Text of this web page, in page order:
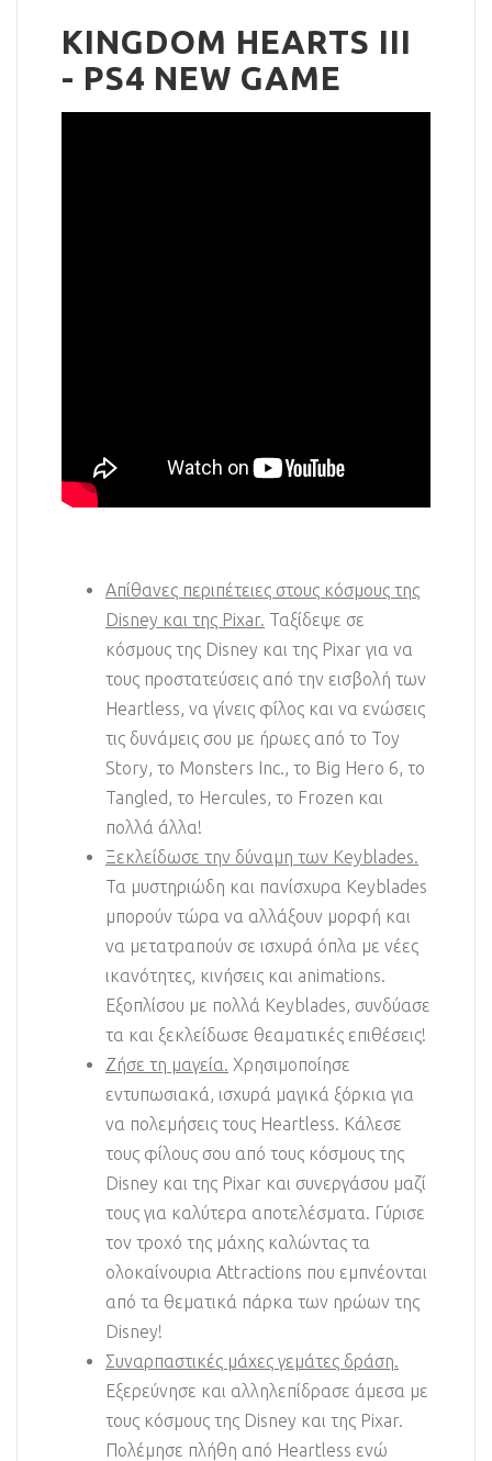
KINGDOM HEARTS III
- PS4 NEW GAME
Απίθανες περιπέτειες στους κόσμους της
Disney και της Pixar. Ταξίδεψε σε
κόσμους της Disney και της Pixar για να
τους προστατεύσεις από την εισβολή των
Heartless, να γίνεις φίλος και να ενώσεις
τις δυνάμεις σου με ήρωες από το Toy
Story, το Monsters Inc., το Big Hero 6, το
Tangled, το Hercules, το Frozen και
πολλά άλλα!
Ξεκλείδωσε την δύναμη των Keyblades.
Τα μυστηριώδη και πανίσχυρα Keyblades
μπορούν τώρα να αλλάξουν μορφή και
να μετατραπούν σε ισχυρά όπλα με νέες
ικανότητες, κινήσεις και animations.
Εξοπλίσου με πολλά Keyblades, συνδύασε
τα και ξεκλείδωσε θεαματικές επιθέσεις!
Ζήσε τη μαγεία. Χρησιμοποίησε
εντυπωσιακά, ισχυρά μαγικά ξόρκια για
να πολεμήσεις τους Heartless. Κάλεσε
τους φίλους σου από τους κόσμους της
Disney και της Pixar και συνεργάσου μαζί
τους για καλύτερα αποτελέσματα. Γύρισε
τον τροχό της μάχης καλώντας τα
ολοκαίνουρια Attractions που εμπνέονται
από τα θεματικά πάρκα των ηρώων της
Disney!
Συναρπαστικές μάχες γεμάτες δράση.
Εξερεύνησε και αλληλεπίδρασε άμεσα με
τους κόσμους της Disney και της Pixar.
Πολέμησε πλήθη από Heartless ενώ